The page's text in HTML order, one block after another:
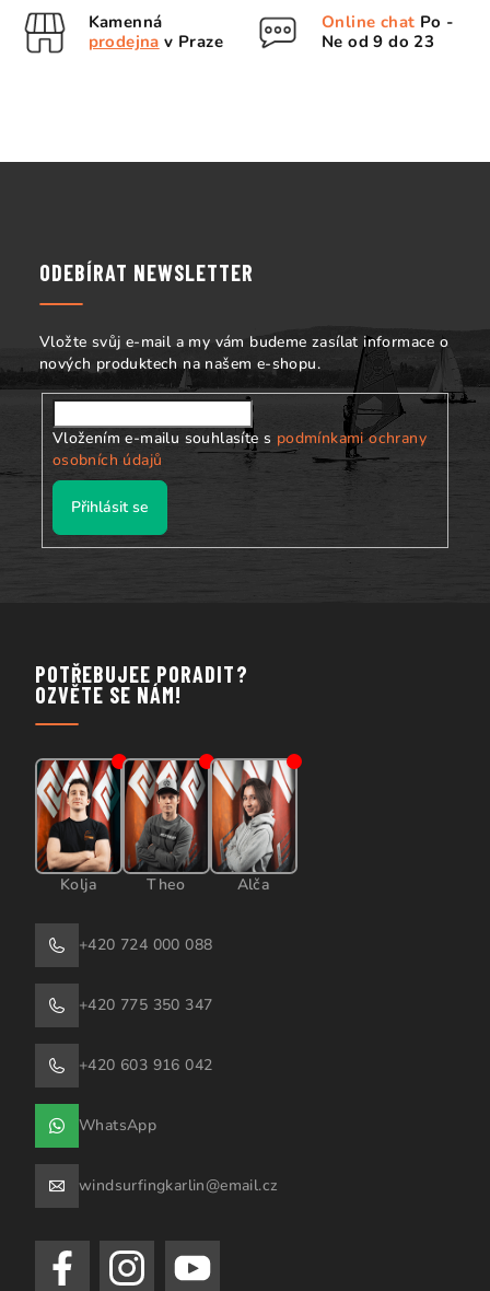
k
p
i
u
Kamenná
prodejna v Praze
Online chat Po -
Ne od 9 do 23
ODEBÍRAT NEWSLETTER
Vložte svůj e-mail a my vám budeme zasílat informace o
nových produktech na našem e-shopu.
Vložením e-mailu souhlasíte s podmínkami ochrany
osobních údajů
Přihlásit se
POTŘEBUJEE PORADIT?
OZVĚTE SE NÁM!
Kolja Theo Alča
+420 724 000 088
+420 775 350 347
+420 603 916 042
WhatsApp
windsurfingkarlin@email.cz